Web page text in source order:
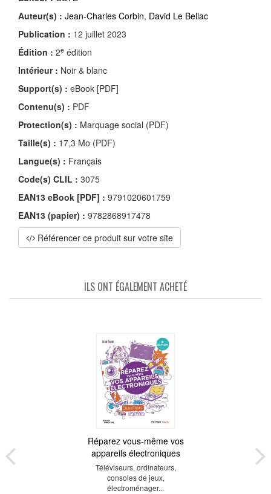
Auteur(s) : Jean-Charles Corbin, David Le Bellac
Publication : 12 juillet 2023
Édition : 2e édition
Intérieur : Noir & blanc
Support(s) : eBook [PDF]
Contenu(s) : PDF
Protection(s) : Marquage social (PDF)
Taille(s) : 17,3 Mo (PDF)
Langue(s) : Français
Code(s) CLIL : 3075
EAN13 eBook [PDF] : 9791020601759
EAN13 (papier) : 9782868917478
Référencer ce produit sur votre site
ILS ONT ÉGALEMENT ACHETÉ
Réparez vous-même vos
appareils électroniques
Téléviseurs, ordinateurs,
consoles de jeux,
électroménager...